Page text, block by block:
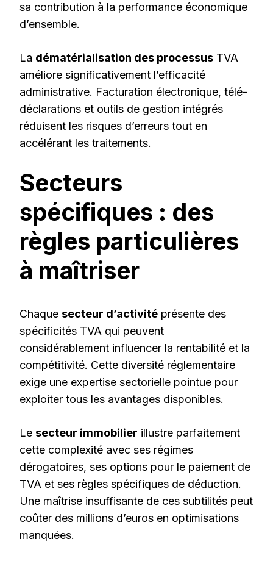
sa contribution à la performance économique
d’ensemble.
La dématérialisation des processus TVA
améliore significativement l’efficacité
administrative. Facturation électronique, télé-
déclarations et outils de gestion intégrés
réduisent les risques d’erreurs tout en
accélérant les traitements.
Secteurs
spécifiques : des
règles particulières
à maîtriser
Chaque secteur d’activité présente des
spécificités TVA qui peuvent
considérablement influencer la rentabilité et la
compétitivité. Cette diversité réglementaire
exige une expertise sectorielle pointue pour
exploiter tous les avantages disponibles.
Le secteur immobilier illustre parfaitement
cette complexité avec ses régimes
dérogatoires, ses options pour le paiement de
TVA et ses règles spécifiques de déduction.
Une maîtrise insuffisante de ces subtilités peut
coûter des millions d’euros en optimisations
manquées.